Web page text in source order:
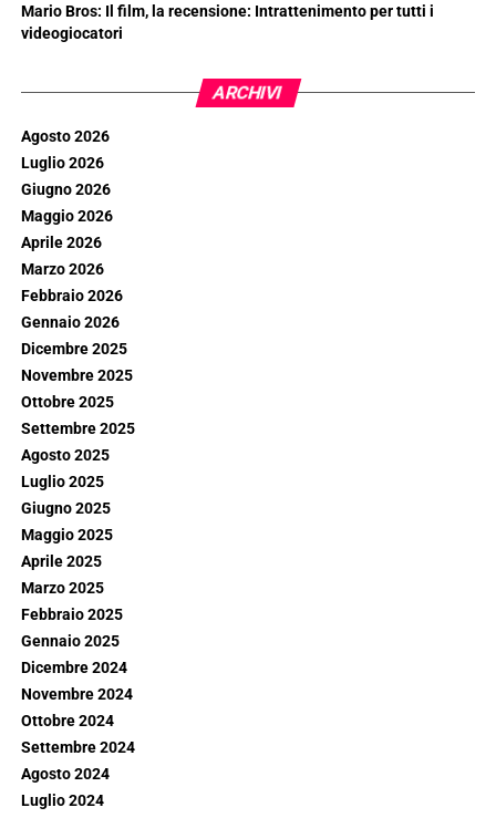
Mario Bros: Il film, la recensione: Intrattenimento per tutti i
videogiocatori
ARCHIVI
Agosto 2026
Luglio 2026
Giugno 2026
Maggio 2026
Aprile 2026
Marzo 2026
Febbraio 2026
Gennaio 2026
Dicembre 2025
Novembre 2025
Ottobre 2025
Settembre 2025
Agosto 2025
Luglio 2025
Giugno 2025
Maggio 2025
Aprile 2025
Marzo 2025
Febbraio 2025
Gennaio 2025
Dicembre 2024
Novembre 2024
Ottobre 2024
Settembre 2024
Agosto 2024
Luglio 2024